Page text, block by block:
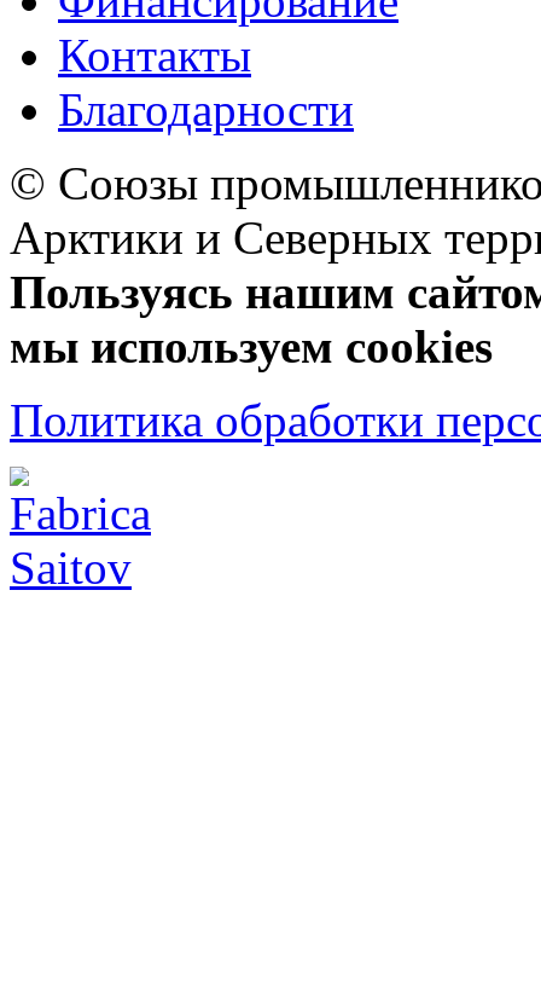
Контакты
Благодарности
© Союзы
Арктики и Северных
Пользуясь нашим
мы используем cookies
Политика обработки